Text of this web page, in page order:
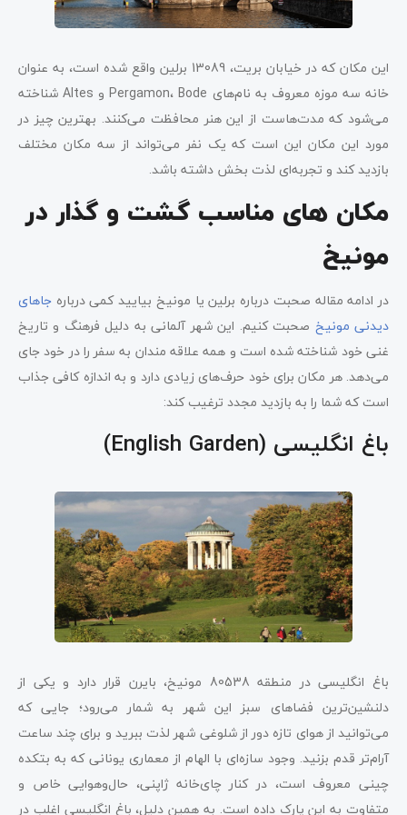
این مکان که در خیابان بریت، 13089 برلین واقع شده است، به عنوان
خانه سه موزه معروف به نام‌های Pergamon، Bode و Altes شناخته
می‌شود که مدت‌هاست از این هنر محافظت می‌کنند. بهترین چیز در
مورد این مکان این است که یک نفر می‌تواند از سه مکان مختلف
بازدید کند و تجربه‌ای لذت بخش داشته باشد.
مکان‌ های مناسب گشت‌ و گذار در
مونیخ
در ادامه مقاله صحبت درباره برلین یا مونیخ بیایید کمی درباره جاهای
دیدنی مونیخ صحبت کنیم. این شهر آلمانی به دلیل فرهنگ و تاریخ
غنی خود شناخته شده است و همه علاقه مندان به سفر را در خود جای
می‌دهد. هر مکان برای خود حرف‌های زیادی دارد و به اندازه کافی جذاب
است که شما را به بازدید مجدد ترغیب کند:
باغ انگلیسی (English Garden)
باغ انگلیسی در منطقه 80538 مونیخ، بایرن قرار دارد و یکی از
دلنشین‌ترین فضاهای سبز این شهر به شمار می‌رود؛ جایی که
می‌توانید از هوای تازه دور از شلوغی شهر لذت ببرید و برای چند ساعت
آرام‌تر قدم بزنید. وجود سازه‌ای با الهام از معماری یونانی که به بتکده
چینی معروف است، در کنار چای‌خانه ژاپنی، حال‌وهوایی خاص و
متفاوت به این پارک داده است. به همین دلیل، باغ انگلیسی اغلب در